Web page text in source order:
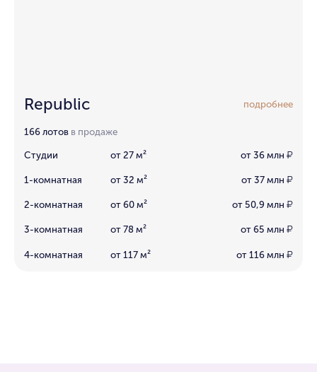
Republic подробнее
166 лотов в продаже
Студии от 27 м² от 36 млн ₽
1-комнатная от 32 м² от 37 млн ₽
2-комнатная от 60 м² от 50,9 млн ₽
3-комнатная от 78 м² от 65 млн ₽
4-комнатная от 117 м² от 116 млн ₽